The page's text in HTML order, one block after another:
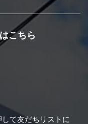
こちら
て友だちリストに